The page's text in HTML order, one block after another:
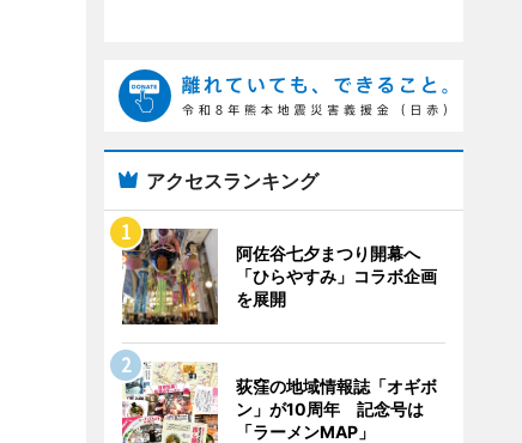
アクセスランキング
阿佐谷七夕まつり開幕へ
「ひらやすみ」コラボ企画
を展開
荻窪の地域情報誌「オギボ
ン」が10周年 記念号は
「ラーメンMAP」